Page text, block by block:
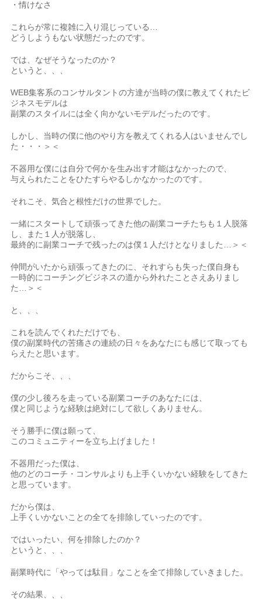
・情けなさ
これらが常に複雑に入り混じっている…
どうしようもない状態だったのです。
では、なぜそうなったのか？
というと、、、
WEB集客系のコンサルタントの方達が当時の僕に教えてくれたビ
ジネスモデルは
副業のスタイルには全く向かないモデルだったのです。
しかし、当時の僕に他のやり方を教えてくれる人はいませんでし
た・・・＞＜
不器用な僕には自分で何かを生み出す才能はなかったので、
与えられたことをひたすらやるしかなかったのです。
それこそ、気合と根性だけの世界でした。
一緒にスタートして頑張ってきた他の副業コーチたちも１人脱落
し、また１人が脱落し、
最終的に副業コーチで残ったのは僕１人だけとなりました…＞＜
仲間がいたから頑張ってきたのに、それすらも失った僕自身も
一時的にコーチングビジネスの道から外れたことさえありまし
た…＞＜
と、、、
これを読んでくれただけでも、
僕の副業時代の苦痛さの連続の日々をあなたにも感じて取っても
らえたと思います。
だからこそ、、、
僕の少し後ろを走っている副業コーチのあなたには、
僕と同じような経験は絶対にして欲しくありません。
そう勝手に僕は願って、
このコミュニティーを立ち上げました！
不器用だった僕は、
他のどのコーチ・コンサルよりも上手くいかない経験をしてきた
と思っています。
だから僕は、
上手くいかないことの全てを排除していったのです。
ではいったい、何を排除したのか？
というと、、、
副業時代に「やっては駄目」なことを全て排除していきました。
その結果、、、